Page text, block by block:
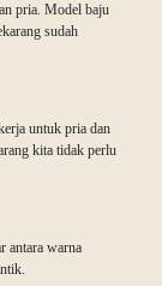
pria. Model baju
sudah
untuk pria dan
kita tidak perlu
antara warna